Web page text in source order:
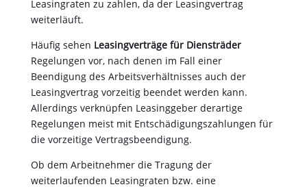
Leasingraten zu zahlen, da der Leasingvertrag
weiterläuft.
Häufig sehen Leasingverträge für Diensträder
Regelungen vor, nach denen im Fall einer
Beendigung des Arbeitsverhältnisses auch der
Leasingvertrag vorzeitig beendet werden kann.
Allerdings verknüpfen Leasinggeber derartige
Regelungen meist mit Entschädigungszahlungen für
die vorzeitige Vertragsbeendigung.
Ob dem Arbeitnehmer die Tragung der
weiterlaufenden Leasingraten bzw. eine